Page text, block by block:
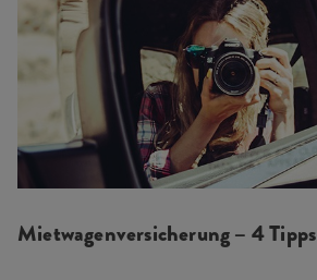
Mietwagenversicherung – 4 Tipps